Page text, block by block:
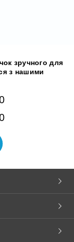
зручного для
з нашими